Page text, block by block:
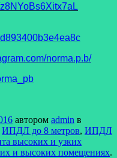
norma.p.b/
автором admin в
ИПДЛ до 8 метров, ИПДЛ
высоких и узких
и высоких помещениях.